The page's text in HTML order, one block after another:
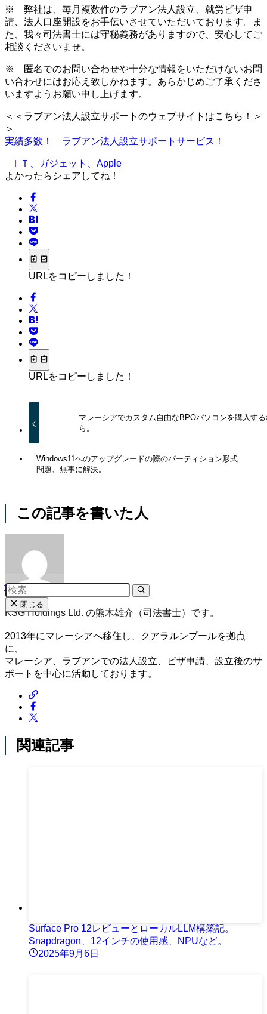
※ 弊社は、毎月複数件のラブアン法人設立、就労ビザ申
請、法人口座開設をお手伝いさせていただいております。ま
た、我々司法書士には守秘義務がありますので、安心してご
相談くださいませ。
※ 匿名でのお問い合わせや十分な情報をいただけないお問
い合わせにはお応え致しかねます。あらかじめご了承くださ
いますようお願い申し上げます。
＜＜ラブアン法人設立サポートのウェブサイトはこちら！＞
＞
実績多数！ ラブアン法人設立サポートサービス！
ＩＴ、ガジェット、Apple
よかったらシェアしてね！
URLをコピーしました！
URLをコピーしました！
マレーシアでカスタム自由なBPOパソコンを購入す
ら。
Windows11へのアップグレードの際のパーティション形式
問題、無事に解決。
この記事を書いた人
KSG Holdings Ltd. の熊木雄介（司法書士）です。
2013年にマレーシアへ移住し、クアラルンプールを拠点
に、
マレーシア、ラブアンでの法人設立、ビザ申請、設立後のサ
ポートを中心に活動しております。
関連記事
Surface Pro 12レビューとローカルLLM構築記。
Snapdragon、12インチの使用感、NPUなど。
2025年9月6日
閉じる